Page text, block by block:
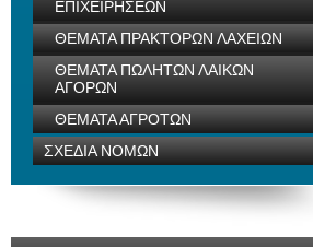
ΕΠΙΧΕΙΡΗΣΕΩΝ
ΘΕΜΑΤΑ ΠΡΑΚΤΟΡΩΝ ΛΑΧΕΙΩΝ
ΘΕΜΑΤΑ ΠΩΛΗΤΩΝ ΛΑΙΚΩΝ
ΑΓΟΡΩΝ
ΘΕΜΑΤΑ ΑΓΡΟΤΩΝ
ΣΧΕΔΙΑ ΝΟΜΩΝ